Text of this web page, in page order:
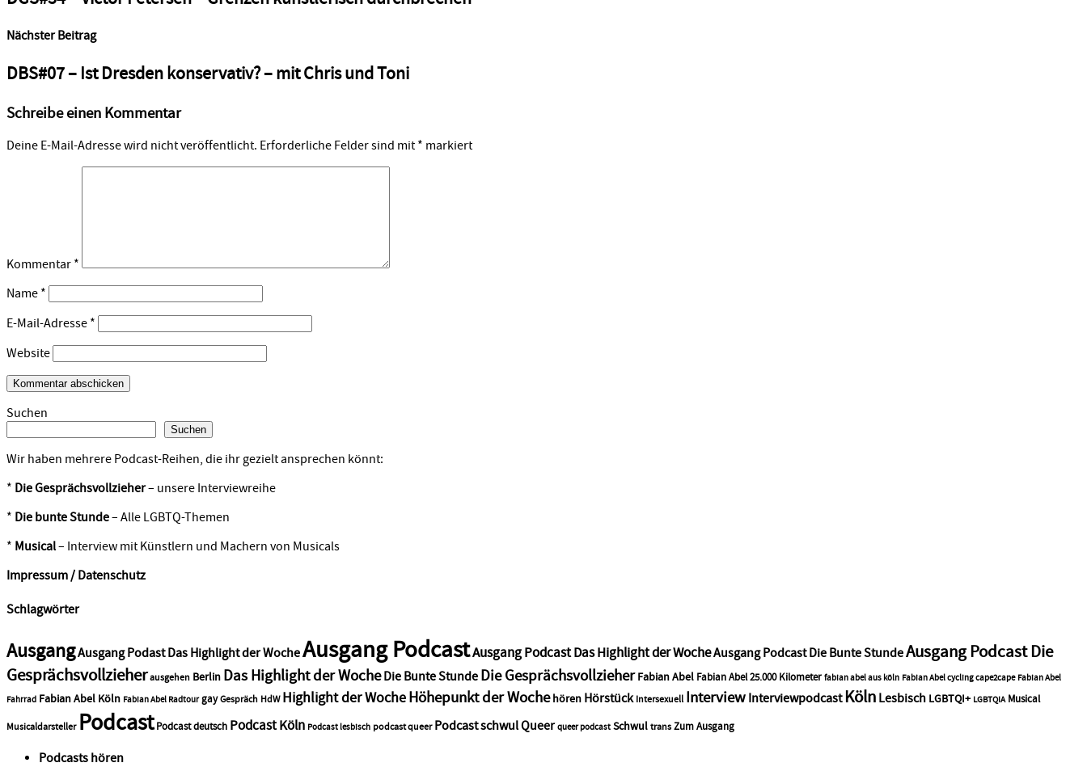
Nächster Beitrag
DBS#07 – Ist Dresden konservativ? – mit Chris und Toni
Schreibe einen Kommentar
Deine E-Mail-Adresse wird nicht veröffentlicht. Erforderliche Felder sind mit * markiert
Kommentar *
Name *
E-Mail-Adresse *
Website
Suchen
Suchen
Wir haben mehrere Podcast-Reihen, die ihr gezielt ansprechen könnt:
* Die Gesprächsvollzieher– unsere Interviewreihe
* Die bunte Stunde– Alle LGBTQ-Themen
* Musical– Interview mit Künstlern und Machern von Musicals
Impressum / Datenschutz
Schlagwörter
AusgangAusgang Podast Das Highlight der WocheAusgang PodcastAusgang Podcast Das Highlight der WocheAusgang Podcast Die Bunte StundeAusgang Podcast Die
Gesprächsvollzieher ausgehen Berlin Das Highlight der WocheDie Bunte StundeDie Gesprächsvollzieher Fabian Abel Fabian Abel 25.000 Kilometer fabian abel aus köln Fabian Abel cycling cape2cape Fabian Abel
Fahrrad Fabian Abel Köln Fabian Abel Radtour gay Gespräch HdW Highlight der WocheHöhepunkt der Woche hören Hörstück Intersexuell InterviewInterviewpodcastKöln Lesbisch LGBTQI+ LGBTQIA Musical
Musicaldarsteller Podcast Podcast deutsch Podcast Köln Podcast lesbisch podcast queer Podcast schwulQueer queer podcast Schwul trans Zum Ausgang
Podcasts hören